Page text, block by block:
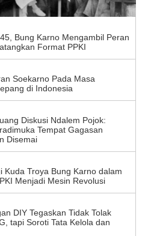
Bung Karno Mengambil Peran
Format PPKI
Soekarno Pada Masa
di Indonesia
Diskusi Ndalem Pojok:
Tempat Gagasan
Disemai
Kuda Troya Bung Karno dalam
Menjadi Mesin Revolusi
DIY Tegaskan Tidak Tolak
tapi Soroti Tata Kelola dan